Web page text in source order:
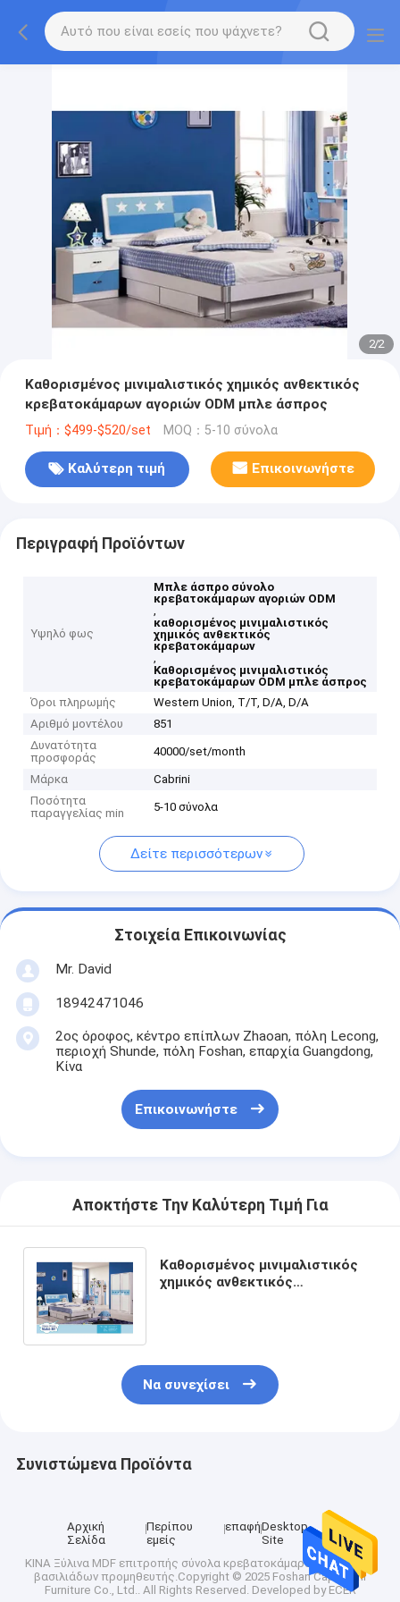
2/2
Καθορισμένος μινιμαλιστικός χημικός ανθεκτικός
κρεβατοκάμαρων αγοριών ODM μπλε άσπρος
Τιμή：$499-$520/set MOQ：5-10 σύνολα
Καλύτερη τιμή Επικοινωνήστε
Περιγραφή Προϊόντων
Υψηλό φως
Μπλε άσπρο σύνολο
κρεβατοκάμαρων αγοριών ODM
,
καθορισμένος μινιμαλιστικός
χημικός ανθεκτικός
κρεβατοκάμαρων
,
Καθορισμένος μινιμαλιστικός
κρεβατοκάμαρων ODM μπλε άσπρος
Όροι πληρωμής
Western Union, T/T, D/A, D/A
Αριθμό μοντέλου
851
Δυνατότητα
προσφοράς
40000/set/month
Μάρκα
Cabrini
Ποσότητα
παραγγελίας min
5-10 σύνολα
Δείτε περισσότερων
Στοιχεία Επικοινωνίας
Mr. David
18942471046
2ος όροφος, κέντρο επίπλων Zhaoan, πόλη Lecong,
περιοχή Shunde, πόλη Foshan, επαρχία Guangdong,
Κίνα
Επικοινωνήστε
Αποκτήστε Την Καλύτερη Τιμή Για
Καθορισμένος μινιμαλιστικός
χημικός ανθεκτικός
Να συνεχίσει
Συνιστώμενα Προϊόντα
Αρχική
Σελίδα
Περίπου
εμείς
επαφήDesktop
Site
ΚΙΝΑ Ξύλινα MDF επιτροπής σύνολα κρεβατοκάμαρων μεγέθους
βασιλιάδων προμηθευτής.Copyright © 2025 Foshan Cappellini
Furniture Co., Ltd.. All Rights Reserved. Developed by ECER